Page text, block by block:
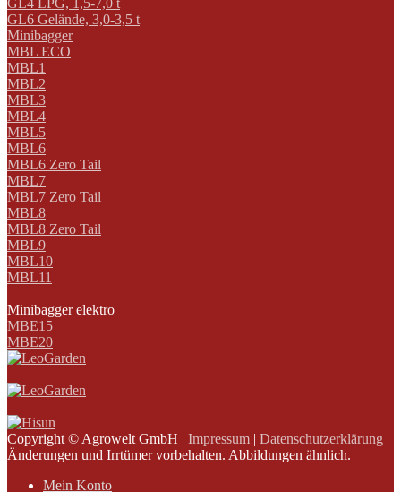
GL6 Gelände, 3,0-3,5 t
Minibagger
MBL ECO
MBL1
MBL2
MBL3
MBL4
MBL5
MBL6
MBL6 Zero Tail
MBL7
MBL7 Zero Tail
MBL8
MBL8 Zero Tail
MBL9
MBL10
MBL11
Minibagger elektro
MBE15
MBE20
Copyright © Agrowelt GmbH | Impressum | Datenschutzerklärung |
Änderungen und Irrtümer vorbehalten. Abbildungen ähnlich.
Mein Konto